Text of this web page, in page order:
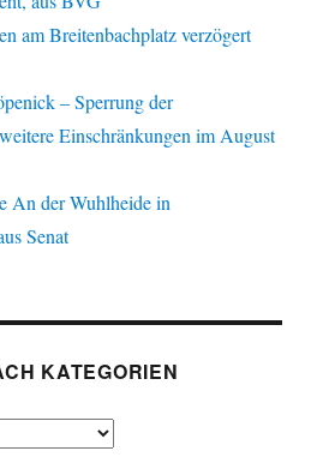
am Breitenbachplatz verzögert
– Sperrung der
Einschränkungen im August
An der Wuhlheide in
Senat
KATEGORIEN